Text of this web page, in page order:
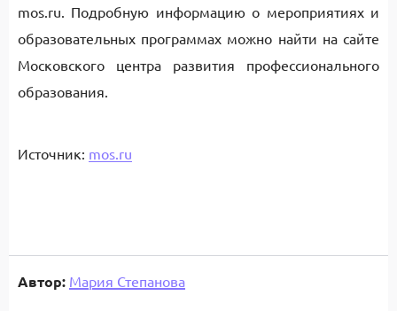
mos.ru. Подробную информацию о мероприятиях и
образовательных программах можно найти на сайте
Московского центра развития профессионального
образования.
Источник: mos.ru
Автор: Мария Степанова